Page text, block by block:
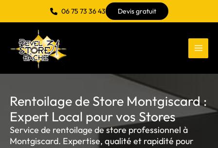
contenu
06 75 73 36 43 Devis gratuit
Rentoilage de Store Montgiscard :
Expert Local pour vos Stores
Service de rentoilage de store professionnel à
Montgiscard. Expertise, qualité et rapidité pour